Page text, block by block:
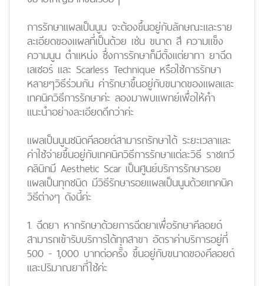
การรักษาแผลเป็นนูน จะต้องขึ้นอยู่กับลักษณะและราย
ละเอียดของแผลที่เป็นด้วย เช่น ขนาด สี ความแข็ง
ความนูน ตำแหน่ง ซึ่งการรักษาก็มีตั้งแต่ยาทา ยาฉีด
เลเซอร์ และ Scarless Technique หรือใช้การรักษา
หลายๆวิธีร่วมกัน ค่ารักษาขึ้นอยู่กับขนาดของแผลและ
เทคนิควิธีการรักษาค่ะ ลองมาพบแพทย์เพื่อให้คำ
แนะนำอย่างละเอียดดีกว่าค่ะ
แผลเป็นนูนชนิดคีลอยด์สามารถรักษาได้ ระยะเวลาและ
ค่าใช้จ่ายขึ้นอยู่กับเทคนิควิธีการรักษาแต่ละวิธี ราชเทวี
คลินิกมี Aesthetic Scar เป็นศูนย์บริการรักษารอย
แผลเป็นทุกชนิด มีวิธีรักษารอยแผลเป็นนูนด้วยเทคนิค
วิธีต่างๆ ดังนี้ค่ะ
1. ฉีดยา หากรักษาด้วยการฉีดยาเพื่อรักษาคีลอยด์
สามารถเข้ารับบริการได้ทุกสาขา อัตราค่าบริการอยู่ที่
500 - 1,000 บาทต่อครั้ง ขึ้นอยู่กับขนาดของคีลอยด์
และปริมาณยาที่ใช้ค่ะ